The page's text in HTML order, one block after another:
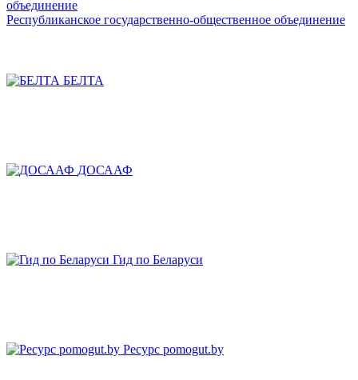
Республиканское государственно-общественное объединение
БЕЛТА
ДОСААФ
Гид по Беларуси
Ресурс pomogut.by